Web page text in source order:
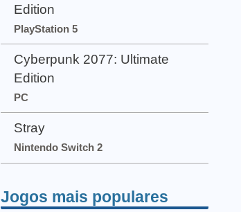
Edition
PlayStation 5
Cyberpunk 2077: Ultimate
Edition
PC
Stray
Nintendo Switch 2
Jogos mais populares